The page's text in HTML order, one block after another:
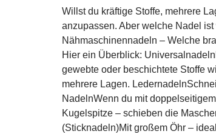
Willst du kräftige Stoffe, mehrere
anzupassen. Aber welche Nadel
Nähmaschinennadeln – Welche
Hier ein Überblick:
gewebte oder beschichtete Stoffe
mehrere Lagen.
NadelnWenn du mit
Kugelspitze – schieben die
(Sticknadeln)Mit großem Öhr –